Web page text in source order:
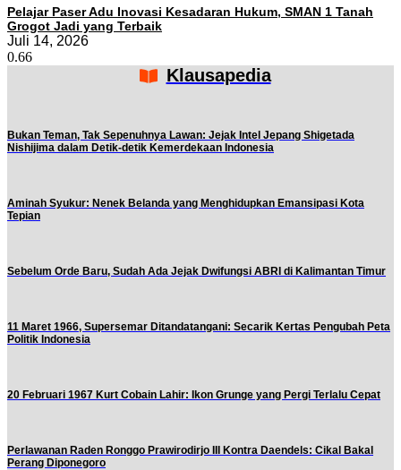
Pelajar Paser Adu Inovasi Kesadaran Hukum, SMAN 1 Tanah
Grogot Jadi yang Terbaik
Juli 14, 2026
Klausapedia
Bukan Teman, Tak Sepenuhnya Lawan: Jejak Intel Jepang Shigetada
Nishijima dalam Detik-detik Kemerdekaan Indonesia
Aminah Syukur: Nenek Belanda yang Menghidupkan Emansipasi Kota
Tepian
Sebelum Orde Baru, Sudah Ada Jejak Dwifungsi ABRI di Kalimantan Timur
11 Maret 1966, Supersemar Ditandatangani: Secarik Kertas Pengubah Peta
Politik Indonesia
20 Februari 1967 Kurt Cobain Lahir: Ikon Grunge yang Pergi Terlalu Cepat
Perlawanan Raden Ronggo Prawirodirjo III Kontra Daendels: Cikal Bakal
Perang Diponegoro